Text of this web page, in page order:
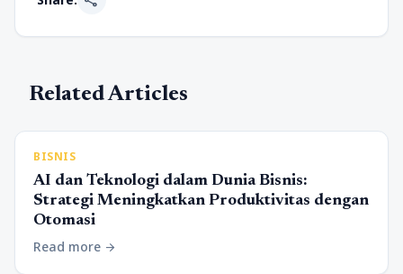
Related Articles
BISNIS
AI dan Teknologi dalam Dunia Bisnis:
Strategi Meningkatkan Produktivitas dengan
Otomasi
Read more arrow_forward